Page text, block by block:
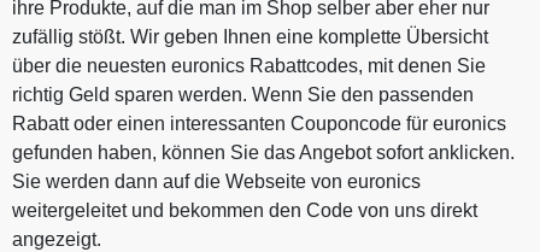
ihre Produkte, auf die man im Shop selber aber eher nur
zufällig stößt. Wir geben Ihnen eine komplette Übersicht
über die neuesten euronics Rabattcodes, mit denen Sie
richtig Geld sparen werden. Wenn Sie den passenden
Rabatt oder einen interessanten Couponcode für euronics
gefunden haben, können Sie das Angebot sofort anklicken.
Sie werden dann auf die Webseite von euronics
weitergeleitet und bekommen den Code von uns direkt
angezeigt.